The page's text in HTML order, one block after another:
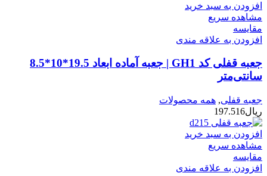
افزودن به سبد خرید
مشاهده سریع
مقایسه
افزودن به علاقه مندی
جعبه قفلی کد GH1 | جعبه آماده ابعاد 19.5*10*8.5
سانتی‌متر
جعبه قفلی, همه محصولات
ریال197.516
افزودن به سبد خرید
مشاهده سریع
مقایسه
افزودن به علاقه مندی